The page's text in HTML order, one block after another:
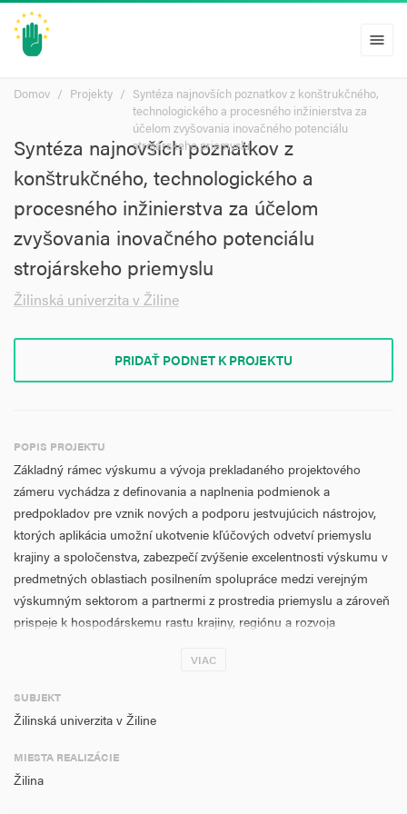
menu
Domov Projekty
Syntéza najnovších poznatkov z konštrukčného,
technologického a procesného inžinierstva za
účelom zvyšovania inovačného potenciálu
strojárskeho priemyslu
Syntéza najnovších poznatkov z
konštrukčného, technologického a
procesného inžinierstva za účelom
zvyšovania inovačného potenciálu
strojárskeho priemyslu
Žilinská univerzita v Žiline
PRIDAŤ PODNET K PROJEKTU
POPIS PROJEKTU
Základný rámec výskumu a vývoja prekladaného projektového
zámeru vychádza z definovania a naplnenia podmienok a
predpokladov pre vznik nových a podporu jestvujúcich nástrojov,
ktorých aplikácia umožní ukotvenie kľúčových odvetví priemyslu
krajiny a spoločenstva, zabezpečí zvýšenie excelentnosti výskumu v
predmetných oblastiach posilnením spolupráce medzi verejným
výskumným sektorom a partnermi z prostredia priemyslu a zároveň
prispeje k hospodárskemu rastu krajiny, regiónu a rozvoja
metodológie, procesy výskumných aktivít a množina výstupov
žiadateľa a partnerov prispejú k cielenému formovaniu a podpore
trhu úspešných inovácií v kontexte dosahovania výsledkov
porovnateľných s medzinárodným výskumným a priemyselným
prostredím.
VIAC
SUBJEKT
Žilinská univerzita v Žiline
MIESTA REALIZÁCIE
Žilina